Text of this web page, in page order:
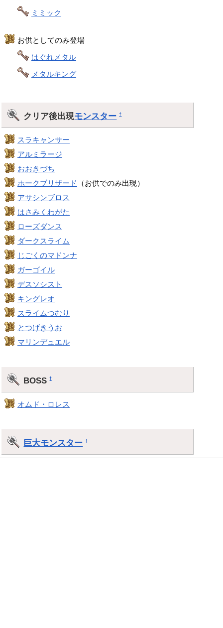
ミミック
お供としてのみ登場
はぐれメタル
メタルキング
クリア後出現モンスター †
スラキャンサー
アルミラージ
おおきづち
ホークブリザード
（お供でのみ出現）
アサシンブロス
はさみくわがた
ローズダンス
ダークスライム
じごくのマドンナ
ガーゴイル
デスソシスト
キングレオ
スライムつむり
とつげきうお
マリンデュエル
BOSS†
オムド・ロレス
巨大モンスター †